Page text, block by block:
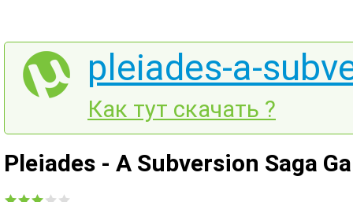
pleiades-a-
Как тут скачать ?
Pleiades - A Subversion Saga